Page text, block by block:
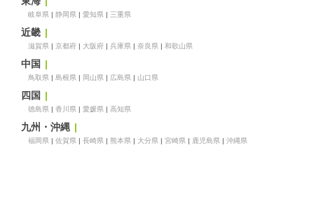
岐阜県 静岡県 愛知県 三重県
近畿
滋賀県 京都府 大阪府 兵庫県 奈良県 和歌山県
中国
鳥取県 島根県 岡山県 広島県 山口県
四国
徳島県 香川県 愛媛県 高知県
九州・沖縄
福岡県 佐賀県 長崎県 熊本県 大分県 宮崎県 鹿児島県 沖縄県